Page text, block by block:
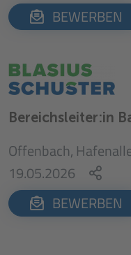
BEWERBEN
Bereichsleiter:in
Offenbach,
19.05.2026
BEWERBEN